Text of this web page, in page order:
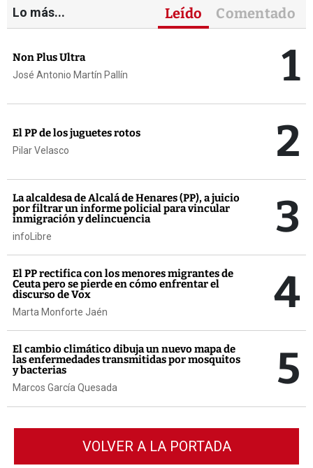
Lo más... Leído Comentado
Non Plus Ultra
José Antonio Martín Pallín 1
El PP de los juguetes rotos
Pilar Velasco 2
La alcaldesa de Alcalá de Henares (PP), a juicio
por filtrar un informe policial para vincular
inmigración y delincuencia
infoLibre 3
El PP rectifica con los menores migrantes de
Ceuta pero se pierde en cómo enfrentar el
discurso de Vox
Marta Monforte Jaén 4
El cambio climático dibuja un nuevo mapa de
las enfermedades transmitidas por mosquitos
y bacterias
Marcos García Quesada 5
VOLVER A LA PORTADA